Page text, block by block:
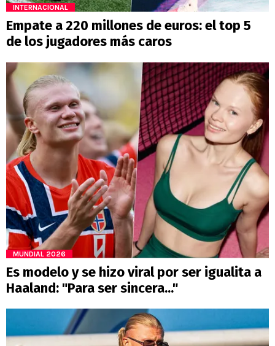
INTERNACIONAL
Empate a 220 millones de euros: el top 5
de los jugadores más caros
MUNDIAL 2026
Es modelo y se hizo viral por ser igualita a
Haaland: "Para ser sincera..."